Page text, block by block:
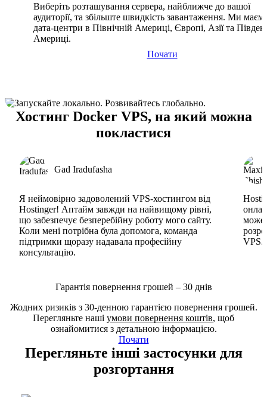
Виберіть розташування сервера, найближче до вашої
аудиторії, та збільште швидкість завантаження. Ми
дата-центри в Північній Америці, Європі, Азії та
Америці.
Почати
Хостинг Docker VPS, на який можна
покластися
Gad Iradufasha
Я неймовірно задоволений VPS-хостингом від
Hostinger! Аптайм завжди на найвищому рівні,
що забезпечує безперебійну роботу мого сайту.
Коли мені потрібна була допомога, команда
підтримки щоразу надавала професійну
консультацію.
може
VPS.
Гарантія повернення грошей – 30 днів
Жодних ризиків з 30-денною гарантією повернення грошей.
Перегляньте наші умови повернення коштів, щоб
ознайомитися з детальною інформацією.
Почати
Перегляньте інші застосунки для
розгортання